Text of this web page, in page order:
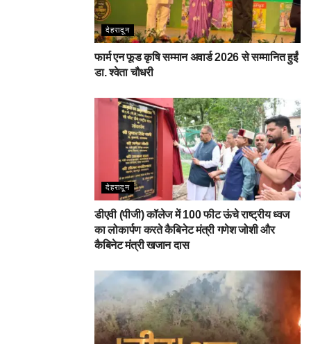
देहरादून
फार्म एन फूड कृषि सम्मान अवार्ड 2026 से सम्मानित हुईं
डा. श्वेता चौधरी
देहरादून
डीएवी (पीजी) कॉलेज में 100 फीट ऊंचे राष्ट्रीय ध्वज
का लोकार्पण करते कैबिनेट मंत्री गणेश जोशी और
कैबिनेट मंत्री खजान दास